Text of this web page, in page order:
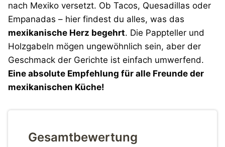
nach Mexiko versetzt. Ob Tacos, Quesadillas oder
Empanadas – hier findest du alles, was das
mexikanische Herz begehrt. Die Pappteller und
Holzgabeln mögen ungewöhnlich sein, aber der
Geschmack der Gerichte ist einfach umwerfend.
Eine absolute Empfehlung für alle Freunde der
mexikanischen Küche!
Gesamtbewertung